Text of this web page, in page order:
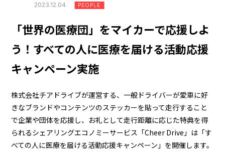
2023.12.04 PEOPLE
「世界の医療団」をマイカーで応援しよ
う！すべての人に医療を届ける活動応援
キャンペーン実施
株式会社チアドライブが運営する、一般ドライバーが愛車に好
きなブランドやコンテンツのステッカーを貼って走行すること
で企業や団体を応援し、お礼として走行距離に応じた特典を得
られるシェアリングエコノミーサービス「Cheer Drive」は「す
べての人に医療を届ける活動応援キャンペーン」を開催します。